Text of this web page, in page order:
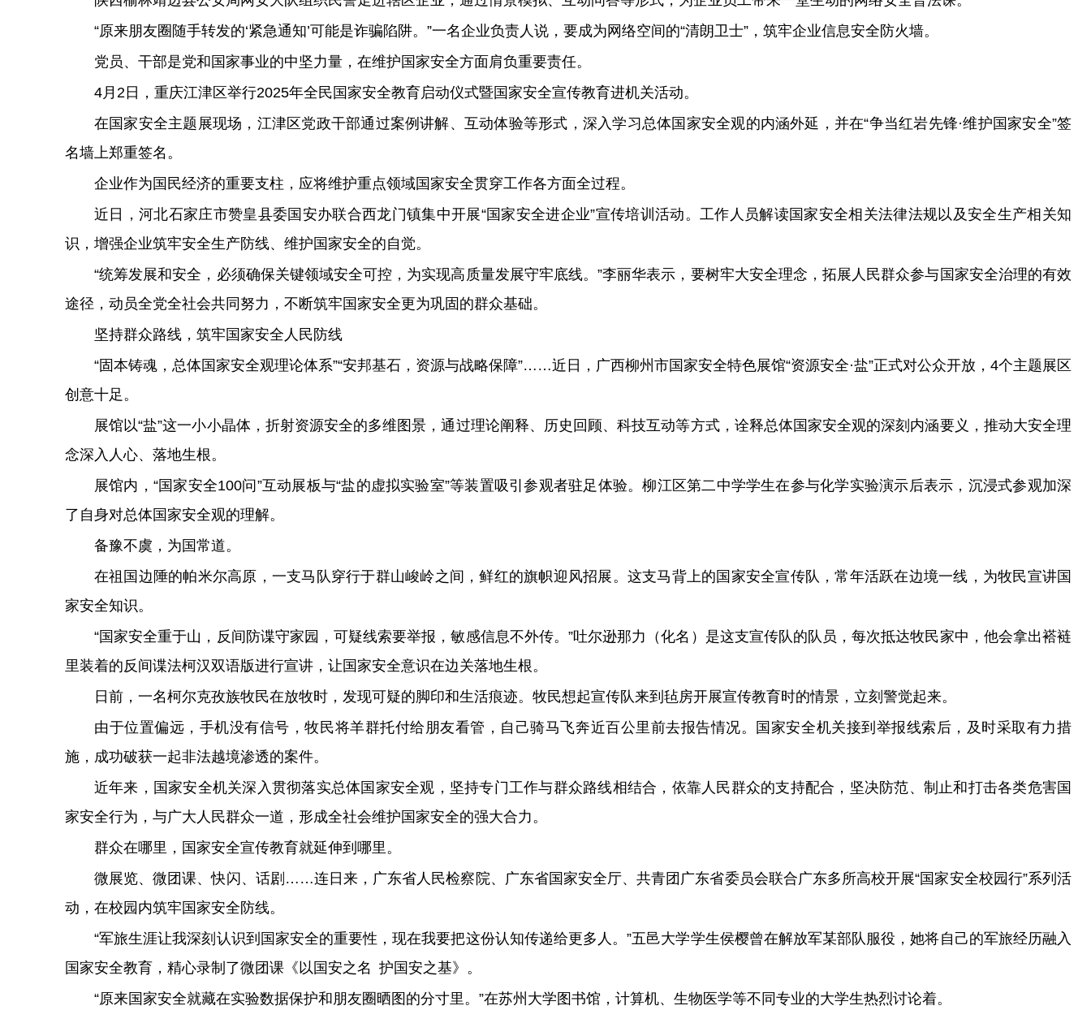
“原来朋友圈随手转发的‘紧急通知’可能是诈骗陷阱。”一名企业负责人说，要成为网络空间的“清朗卫士”，筑牢企业信息安全防火墙。
党员、干部是党和国家事业的中坚力量，在维护国家安全方面肩负重要责任。
4月2日，重庆江津区举行2025年全民国家安全教育启动仪式暨国家安全宣传教育进机关活动。
在国家安全主题展现场，江津区党政干部通过案例讲解、互动体验等形式，深入学习总体国家安全观的内涵外延，并在“争当红岩先锋·维护国家安全”签
名墙上郑重签名。
企业作为国民经济的重要支柱，应将维护重点领域国家安全贯穿工作各方面全过程。
近日，河北石家庄市赞皇县委国安办联合西龙门镇集中开展“国家安全进企业”宣传培训活动。工作人员解读国家安全相关法律法规以及安全生产相关知
识，增强企业筑牢安全生产防线、维护国家安全的自觉。
“统筹发展和安全，必须确保关键领域安全可控，为实现高质量发展守牢底线。”李丽华表示，要树牢大安全理念，拓展人民群众参与国家安全治理的有效
途径，动员全党全社会共同努力，不断筑牢国家安全更为巩固的群众基础。
坚持群众路线，筑牢国家安全人民防线
“固本铸魂，总体国家安全观理论体系”“安邦基石，资源与战略保障”……近日，广西柳州市国家安全特色展馆“资源安全·盐”正式对公众开放，4个主题展区
创意十足。
展馆以“盐”这一小小晶体，折射资源安全的多维图景，通过理论阐释、历史回顾、科技互动等方式，诠释总体国家安全观的深刻内涵要义，推动大安全理
念深入人心、落地生根。
展馆内，“国家安全100问”互动展板与“盐的虚拟实验室”等装置吸引参观者驻足体验。柳江区第二中学学生在参与化学实验演示后表示，沉浸式参观加深
了自身对总体国家安全观的理解。
备豫不虞，为国常道。
在祖国边陲的帕米尔高原，一支马队穿行于群山峻岭之间，鲜红的旗帜迎风招展。这支马背上的国家安全宣传队，常年活跃在边境一线，为牧民宣讲国
家安全知识。
“国家安全重于山，反间防谍守家园，可疑线索要举报，敏感信息不外传。”吐尔逊那力（化名）是这支宣传队的队员，每次抵达牧民家中，他会拿出褡裢
里装着的反间谍法柯汉双语版进行宣讲，让国家安全意识在边关落地生根。
日前，一名柯尔克孜族牧民在放牧时，发现可疑的脚印和生活痕迹。牧民想起宣传队来到毡房开展宣传教育时的情景，立刻警觉起来。
由于位置偏远，手机没有信号，牧民将羊群托付给朋友看管，自己骑马飞奔近百公里前去报告情况。国家安全机关接到举报线索后，及时采取有力措
施，成功破获一起非法越境渗透的案件。
近年来，国家安全机关深入贯彻落实总体国家安全观，坚持专门工作与群众路线相结合，依靠人民群众的支持配合，坚决防范、制止和打击各类危害国
家安全行为，与广大人民群众一道，形成全社会维护国家安全的强大合力。
群众在哪里，国家安全宣传教育就延伸到哪里。
微展览、微团课、快闪、话剧……连日来，广东省人民检察院、广东省国家安全厅、共青团广东省委员会联合广东多所高校开展“国家安全校园行”系列活
动，在校园内筑牢国家安全防线。
“军旅生涯让我深刻认识到国家安全的重要性，现在我要把这份认知传递给更多人。”五邑大学学生侯樱曾在解放军某部队服役，她将自己的军旅经历融入
国家安全教育，精心录制了微团课《以国安之名 护国安之基》。
“原来国家安全就藏在实验数据保护和朋友圈晒图的分寸里。”在苏州大学图书馆，计算机、生物医学等不同专业的大学生热烈讨论着。